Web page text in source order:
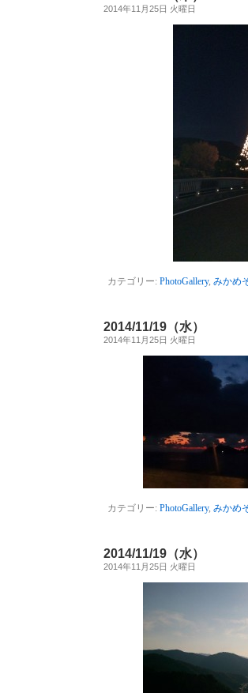
2014年11月25日 火曜日
カテゴリー: PhotoGallery, みかめ
2014/11/19（水）
2014年11月25日 火曜日
カテゴリー: PhotoGallery, みかめ
2014/11/19（水）
2014年11月25日 火曜日